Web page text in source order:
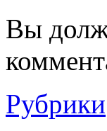
Вы
Рубрики